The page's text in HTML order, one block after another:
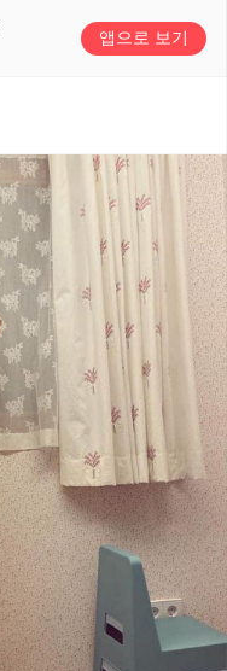
앱으로 보기